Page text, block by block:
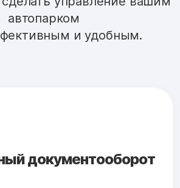
автопарком
и удобным.
документооборот